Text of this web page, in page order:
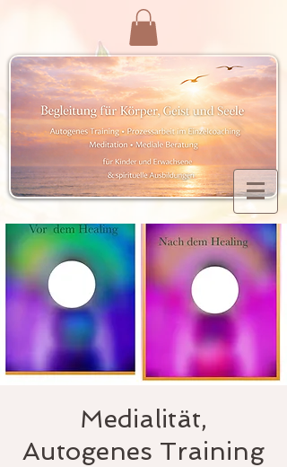
Medialität,
Autogenes Training